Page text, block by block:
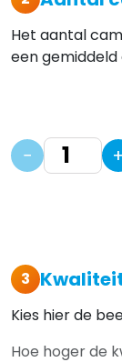
Het aantal
een
− +
3
Kies hier de
Hoe hoger de